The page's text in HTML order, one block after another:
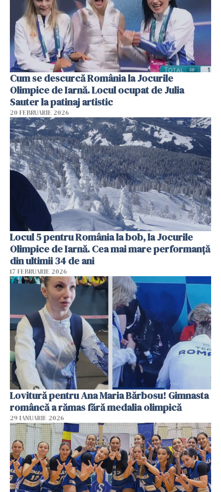
Cum se descurcă România la Jocurile
Olimpice de Iarnă. Locul ocupat de Julia
Sauter la patinaj artistic
20 FEBRUARIE 2026
Locul 5 pentru România la bob, la Jocurile
Olimpice de Iarnă. Cea mai mare performanță
din ultimii 34 de ani
17 FEBRUARIE 2026
Lovitură pentru Ana Maria Bărbosu! Gimnasta
româncă a rămas fără medalia olimpică
29 IANUARIE 2026